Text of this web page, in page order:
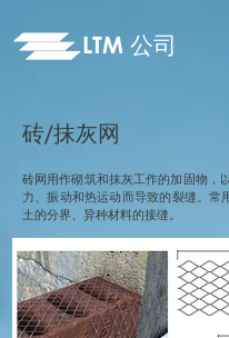
LTM 公司
砖/抹灰网
砖网用作砌筑和抹灰工作的加固物，
力、振动和热运动而导致的裂缝。常
土的分界、异种材料的接缝。